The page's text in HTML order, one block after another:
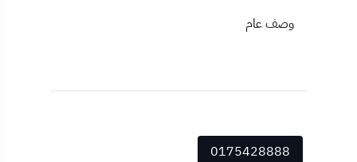
وصف عام
0175428888